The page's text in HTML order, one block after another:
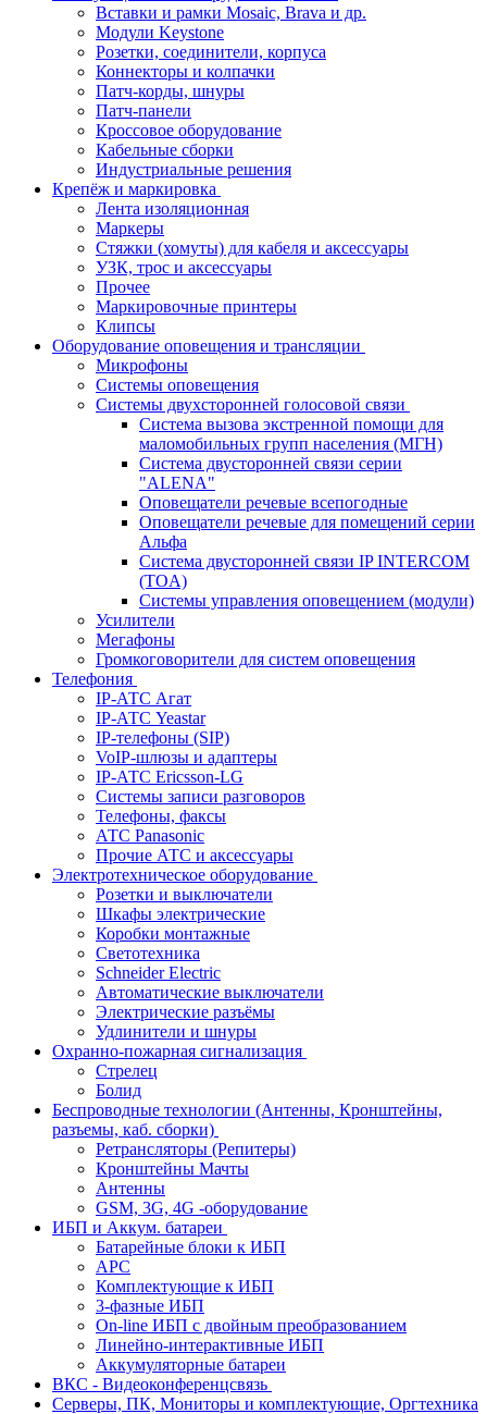
Вставки и рамки Mosaic, Brava и др.
Модули Keystone
Розетки, соединители, корпуса
Коннекторы и колпачки
Патч-корды, шнуры
Патч-панели
Кроссовое оборудование
Кабельные сборки
Индустриальные решения
Крепёж и маркировка
Лента изоляционная
Маркеры
Стяжки (хомуты) для кабеля и аксессуары
УЗК, трос и аксессуары
Прочее
Маркировочные принтеры
Клипсы
Оборудование оповещения и трансляции
Микрофоны
Системы оповещения
Системы двухсторонней голосовой связи
Система вызова экстренной помощи для
маломобильных групп населения (МГН)
Система двусторонней связи серии
"ALENA"
Оповещатели речевые всепогодные
Оповещатели речевые для помещений серии
Альфа
Система двусторонней связи IP INTERCOM
(TOA)
Системы управления оповещением (модули)
Усилители
Мегафоны
Громкоговорители для систем оповещения
Телефония
IP-АТС Агат
IP-АТС Yeastar
IP-телефоны (SIP)
VoIP-шлюзы и адаптеры
IP-АТС Ericsson-LG
Системы записи разговоров
Телефоны, факсы
АТС Panasonic
Прочие АТС и аксессуары
Электротехническое оборудование
Розетки и выключатели
Шкафы электрические
Коробки монтажные
Светотехника
Schneider Electric
Автоматические выключатели
Электрические разъёмы
Удлинители и шнуры
Охранно-пожарная сигнализация
Стрелец
Болид
Беспроводные технологии (Антенны, Кронштейны,
разъемы, каб. сборки)
Ретрансляторы (Репитеры)
Кронштейны Мачты
Антенны
GSM, 3G, 4G -оборудование
ИБП и Аккум. батареи
Батарейные блоки к ИБП
APC
Комплектующие к ИБП
3-фазные ИБП
On-line ИБП с двойным преобразованием
Линейно-интерактивные ИБП
Аккумуляторные батареи
ВКС - Видеоконференцсвязь
Серверы, ПК, Мониторы и комплектующие, Оргтехника